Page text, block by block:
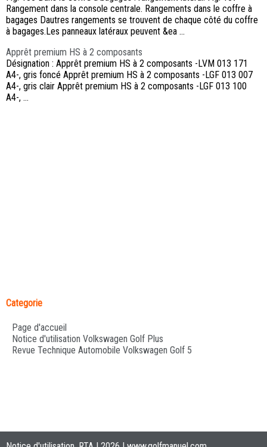
Rangement dans la console centrale. Rangements dans le coffre à
bagages Dautres rangements se trouvent de chaque côté du coffre
à bagages.Les panneaux latéraux peuvent &ea ...
Apprêt premium HS à 2 composants
Désignation : Apprêt premium HS à 2 composants -LVM 013 171
A4-, gris foncé Apprêt premium HS à 2 composants -LGF 013 007
A4-, gris clair Apprêt premium HS à 2 composants -LGF 013 100
A4-, ...
Categorie
Page d'accueil
Notice d'utilisation Volkswagen Golf Plus
Revue Technique Automobile Volkswagen Golf 5